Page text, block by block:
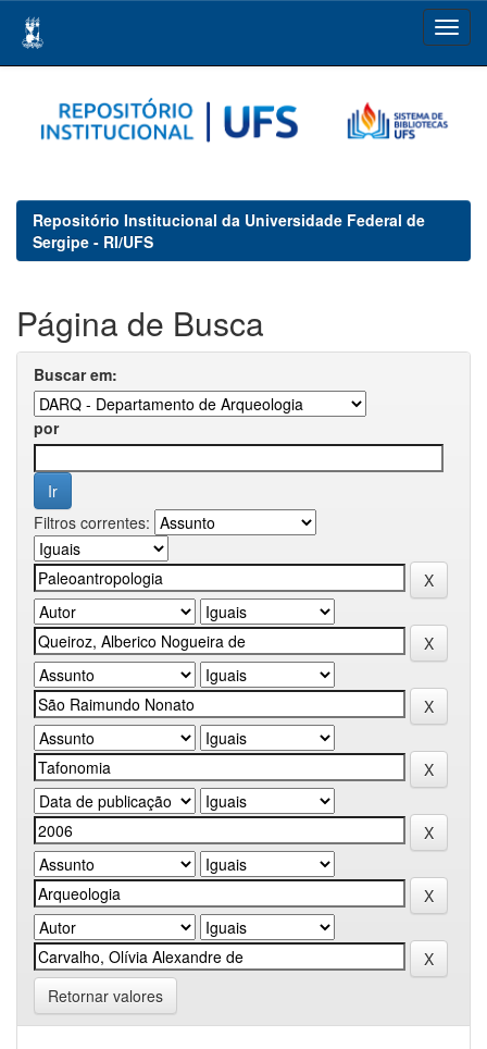
navigation
Repositório Institucional da Universidade Federal de
Sergipe - RI/UFS
Página de Busca
Buscar em:
por
Filtros correntes:
Retornar valores